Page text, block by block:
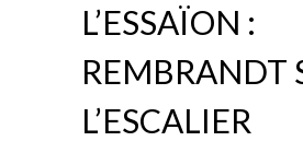
L’ESSAÏON :
REMBRANDT
L’ESCALIER